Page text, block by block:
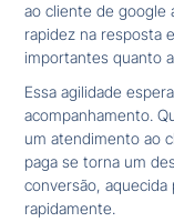
ao cliente de google
rapidez na resposta
importantes quanto
Essa agilidade
acompanhamento.
um atendimento ao
paga se torna um
conversão,
rapidamente.